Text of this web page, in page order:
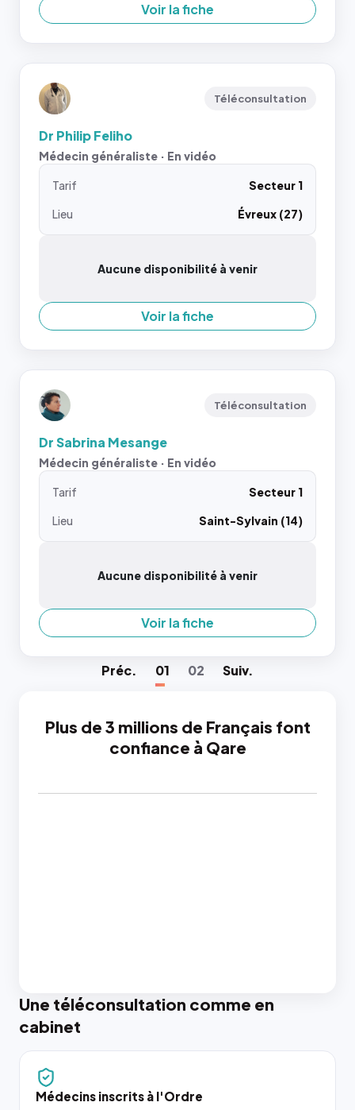
Voir la fiche
Téléconsultation
Dr Philip Feliho
Médecin généraliste · En vidéo
Tarif
Secteur 1
Lieu
Évreux (27)
Aucune disponibilité à venir
Voir la fiche
Téléconsultation
Dr Sabrina Mesange
Médecin généraliste · En vidéo
Tarif
Secteur 1
Lieu
Saint-Sylvain (14)
Aucune disponibilité à venir
Voir la fiche
Préc. 01 02 Suiv.
Plus de 3 millions de Français font
confiance à Qare
Une téléconsultation comme en
cabinet
Médecins inscrits à l'Ordre